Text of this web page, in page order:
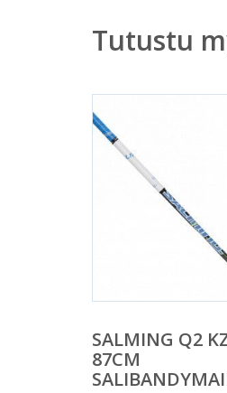
Tutustu
SALMING Q2
87CM